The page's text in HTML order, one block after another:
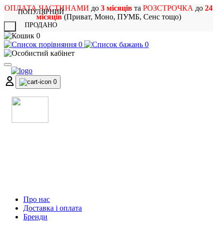
ОПЛАТА ЧАСТИНАМИ до 3 місяців та РОЗСТРОЧКА до 24
місяців(Приват, Моно, ПУМБ, Сенс тощо)
0
0
0
0
Про нас
Доставка і оплата
Бренди
ПОПУЛЯРНИЙ
ПРОДАНО